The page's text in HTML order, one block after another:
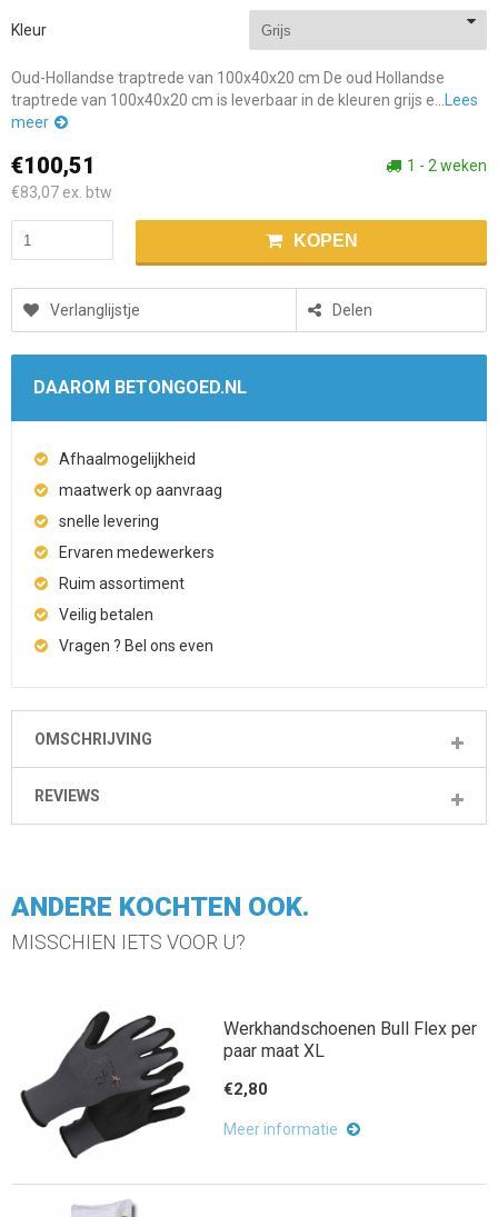
Kleur
Oud-Hollandse traptrede van 100x40x20 cm De oud Hollandse
traptrede van 100x40x20 cm is leverbaar in de kleuren grijs e...
Lees
meer
€100,51
€83,07 ex. btw
1 - 2 weken
KOPEN
Verlanglijstje Delen
DAAROM BETONGOED.NL
Afhaalmogelijkheid
maatwerk op aanvraag
snelle levering
Ervaren medewerkers
Ruim assortiment
Veilig betalen
Vragen ? Bel ons even
OMSCHRIJVING
REVIEWS
ANDERE KOCHTEN OOK.
MISSCHIEN IETS VOOR U?
Werkhandschoenen Bull Flex per
paar maat XL
€2,80
Meer informatie